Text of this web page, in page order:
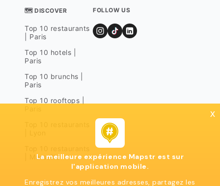
🗺 DISCOVER
Top 10 restaurants
| Paris
Top 10 hotels |
Paris
Top 10 brunchs |
Paris
Top 10 rooftops |
| Marseille
FOLLOW US
x
La meilleure expérience Mapstr est sur
l'application mobile.
Enregistrez vos meilleures adresses, partagez les